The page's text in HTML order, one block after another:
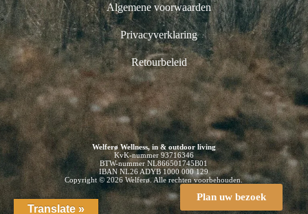
Algemene voorwaarden
Privacyverklaring
Retourbeleid
Welferø Wellness, in & outdoor living
KvK-nummer 93716346
BTW-nummer NL866501745B01
IBAN NL26 ADYB 1000 000 129
Copyright © 2026 Welferø. Alle rechten voorbehouden.
Plan uw bezoek
Translate »